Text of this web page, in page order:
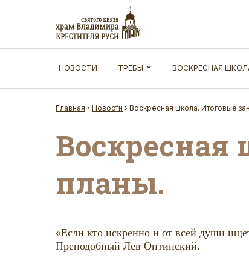
НОВОСТИ ТРЕБЫ ВОСКРЕСНАЯ
Главная › Новости › Воскресная школа. Итоговые
Воскресная
планы.
«Если кто искренно и от всей души
Преподобный Лев Оптинский.